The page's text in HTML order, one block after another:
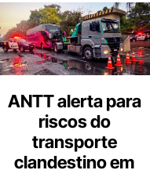
ANTT alerta para
riscos do
transporte
clandestino em